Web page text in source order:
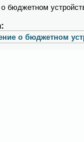
бюд­жет­ном
о бюд­жет­ном